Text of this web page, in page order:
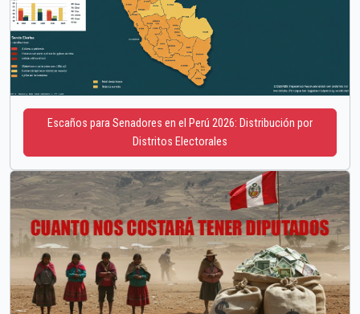
Escaños para Senadores en el Perú 2026: Distribución por
Distritos Electorales